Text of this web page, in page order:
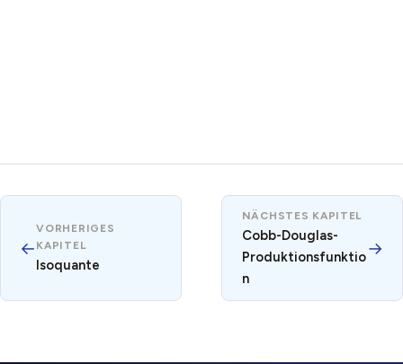
←
VORHERIGES
KAPITEL
Isoquante
NÄCHSTES KAPITEL
Cobb-Douglas-
Produktionsfunktio
n
→